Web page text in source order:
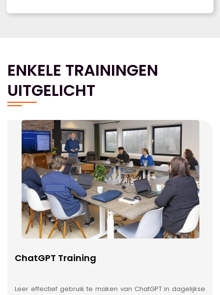
ENKELE TRAININGEN
UITGELICHT
ChatGPT Training
Leer effectief gebruik te maken van ChatGPT in dagelijkse